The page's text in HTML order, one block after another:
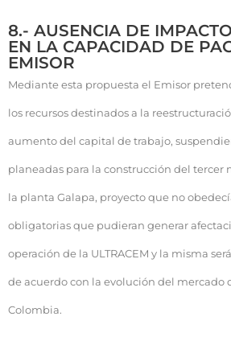
8.- AUSENCIA DE
EN LA CAPACIDAD DE
EMISOR
Mediante esta propuesta el Emisor
los recursos destinados a la
aumento del capital de trabajo,
planeadas para la construcción del tercer
la planta Galapa, proyecto que no
obligatorias que pudieran generar
operación de la ULTRACEM y la misma
de acuerdo con la evolución del mercado
Colombia.